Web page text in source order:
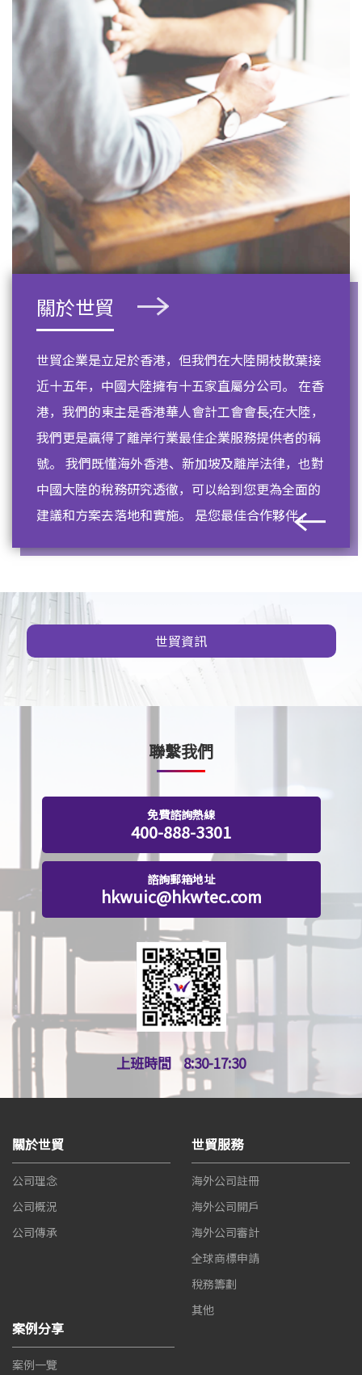
關於世貿
世貿企業是立足於香港，但我們在大陸開枝散葉接
近十五年，中國大陸擁有十五家直屬分公司。 在香
港，我們的東主是香港華人會計工會會長;在大陸，
我們更是贏得了離岸行業最佳企業服務提供者的稱
號。 我們既懂海外香港、新加坡及離岸法律，也對
中國大陸的稅務研究透徹，可以給到您更為全面的
建議和方案去落地和實施。 是您最佳合作夥伴。
世貿資訊
聯繫我們
免費諮詢熱線
400-888-3301
諮詢郵箱地址
hkwuic@hkwtec.com
上班時間 8:30-17:30
關於世貿
公司理念
公司概況
公司傳承
世貿服務
海外公司註冊
海外公司開戶
海外公司審計
全球商標申請
稅務籌劃
其他
案例分享
案例一覽